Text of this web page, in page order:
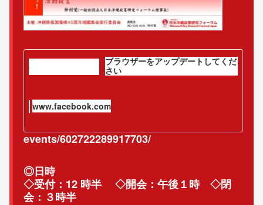
ブラウザーをアップデートしてくだ
さい
www.facebook.com
events/602722289917703/
◎日時
◇受付：12 時半 ◇開会：午後１時 ◇閉
会：３時半